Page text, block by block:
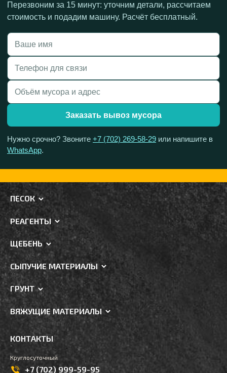
Перезвоним за 15 минут: уточним детали, рассчитаем
стоимость и подадим машину. Расчёт бесплатный.
Заказать вывоз мусора
Нужно срочно? Звоните +7 (702) 269-58-29 или напишите в
WhatsApp.
ПЕСОК
РЕАГЕНТЫ
ЩЕБЕНЬ
СЫПУЧИЕ МАТЕРИАЛЫ
ГРУНТ
ВЯЖУЩИЕ МАТЕРИАЛЫ
КОНТАКТЫ
Круглосуточный
+7 (702) 999-59-95